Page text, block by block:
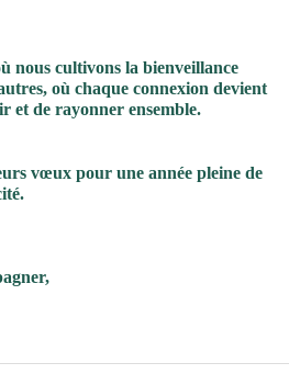
nous cultivons la bienveillance
où chaque connexion devient
et de rayonner ensemble.
vœux pour une année pleine de